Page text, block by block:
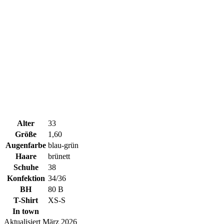
Alter
33
Größe
1,60
Augenfarbe blau-grün
Haare
brünett
Schuhe
38
Konfektion 34/36
BH
80 B
T-Shirt
XS-S
In town
Aktualisiert März 2026